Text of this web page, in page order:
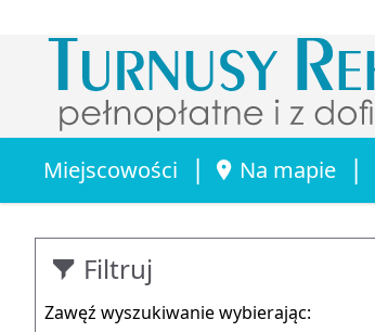
Miejscowości | Na mapie |
Filtruj
Zawęź wyszukiwanie wybierając: